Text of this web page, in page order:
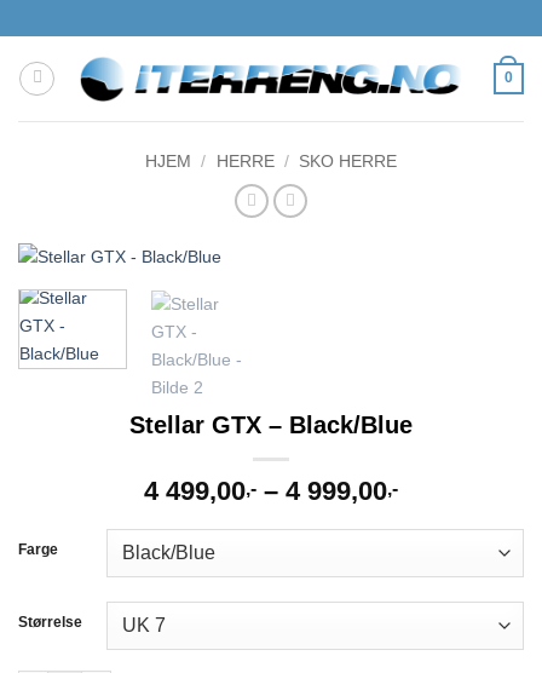
to
content
0
HJEM / HERRE / SKO HERRE
Stellar GTX – Black/Blue
4 499,00,- – 4 999,00,-
Farge
Størrelse